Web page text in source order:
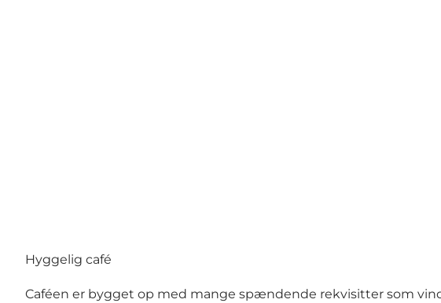
Hyggelig café
Caféen er bygget op med mange spændende rekvisitter som